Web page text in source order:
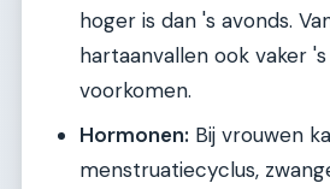
hoger is dan 's avonds.
hartaanvallen ook vaker
voorkomen.
Hormonen: Bij vrouwen
menstruatiecyclus,